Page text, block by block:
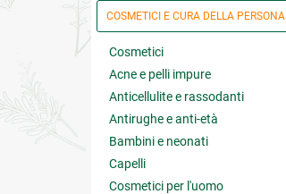
COSMETICI E CURA DELLA PERSONA
Cosmetici
Acne e pelli impure
Anticellulite e rassodanti
Antirughe e anti-età
Bambini e neonati
Capelli
Cosmetici per l'uomo